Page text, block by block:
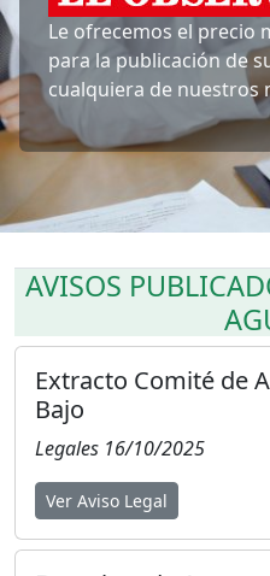
Le ofrecemos el precio
para la publicación de
cualquiera de nuestros
AVISOS
Extracto Comité de
Bajo
Legales 16/10/2025
Ver Aviso Legal